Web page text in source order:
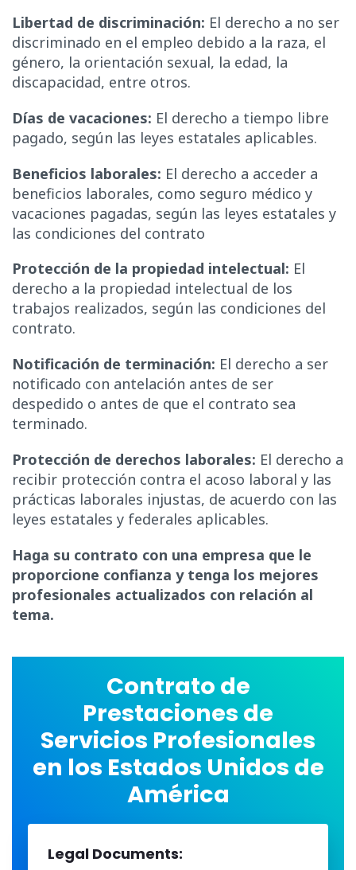
Libertad de discriminación: El derecho a no ser
discriminado en el empleo debido a la raza, el
género, la orientación sexual, la edad, la
discapacidad, entre otros.
Días de vacaciones: El derecho a tiempo libre
pagado, según las leyes estatales aplicables.
Beneficios laborales: El derecho a acceder a
beneficios laborales, como seguro médico y
vacaciones pagadas, según las leyes estatales y
las condiciones del contrato
Protección de la propiedad intelectual: El
derecho a la propiedad intelectual de los
trabajos realizados, según las condiciones del
contrato.
Notificación de terminación: El derecho a ser
notificado con antelación antes de ser
despedido o antes de que el contrato sea
terminado.
Protección de derechos laborales: El derecho a
recibir protección contra el acoso laboral y las
prácticas laborales injustas, de acuerdo con las
leyes estatales y federales aplicables.
Haga su contrato con una empresa que le
proporcione confianza y tenga los mejores
profesionales actualizados con relación al
tema.
Contrato de
Prestaciones de
Servicios Profesionales
en los Estados Unidos de
América
Legal Documents: